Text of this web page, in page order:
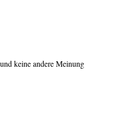
keine andere Meinung